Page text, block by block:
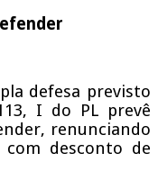
defesa previsto
I do PL prevê
renunciando
desconto de